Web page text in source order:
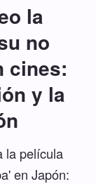
la
no
cines:
y la
la película
en Japón: